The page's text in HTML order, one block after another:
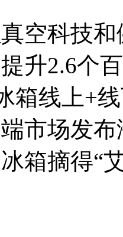
空科技
升2.6个
箱线上+
市场发
箱摘得“